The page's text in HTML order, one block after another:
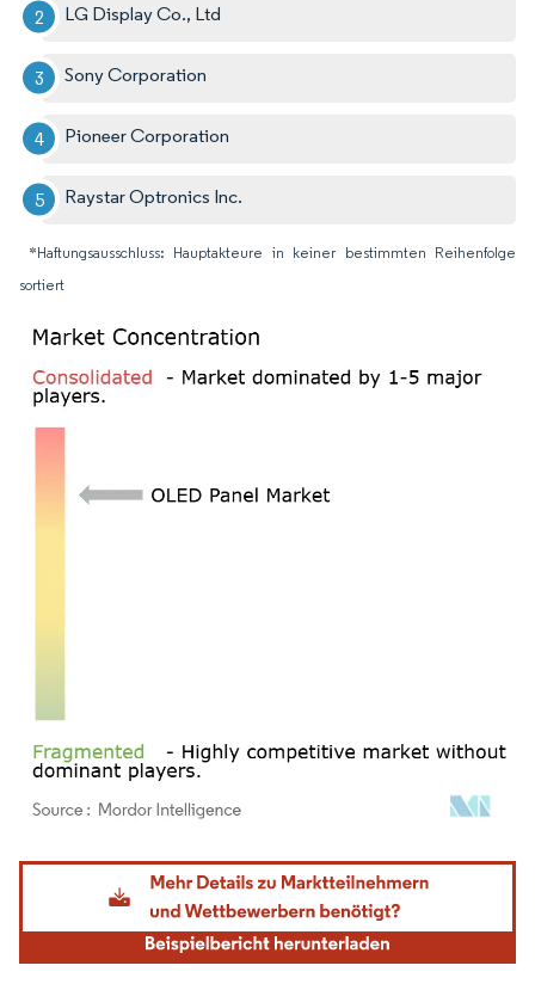
LG Display Co., Ltd
Sony Corporation
Pioneer Corporation
Raystar Optronics Inc.
*Haftungsausschluss: Hauptakteure in keiner bestimmten Reihenfolge
sortiert
Bild © Mordor Intelligence. Wiederverwendung erfordert Namensnennung gemäß